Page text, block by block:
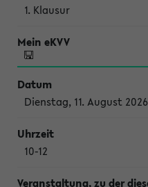
1. Klausur
Dienstag, 11. August 2026
10-12